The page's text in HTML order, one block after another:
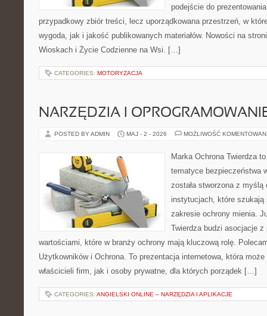
podejście do
przypadkowy zbiór treści, lecz uporządkowana przestrzeń, w
wygoda, jak i jakość publikowanych materiałów. Nowości na
Wioskach i Życie Codzienne na Wsi. […]
CATEGORIES: MOTORYZACJA
NARZĘDZIA I
POSTED BY ADMIN MAJ - 2 - 2026 MOŻLIWOŚĆ
Marka Ochrona Twierdza
tematyce bezpieczeństwa
została stworzona z
instytucjach, które szukają
zakresie ochrony mienia.
Twierdza budzi asocjacje
wartościami, które w branży ochrony mają kluczową rolę.
Użytkowników i Ochrona. To prezentacja internetowa, która
właścicieli firm, jak i osoby prywatne, dla których porządek […]
CATEGORIES: ANGIELSKI ONLINE – NARZĘDZIA I APLIKACJE